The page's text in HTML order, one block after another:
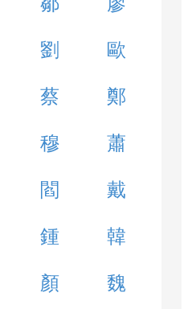
劉 歐
蔡 鄭
穆 蕭
閻 戴
鍾 韓
顏 魏